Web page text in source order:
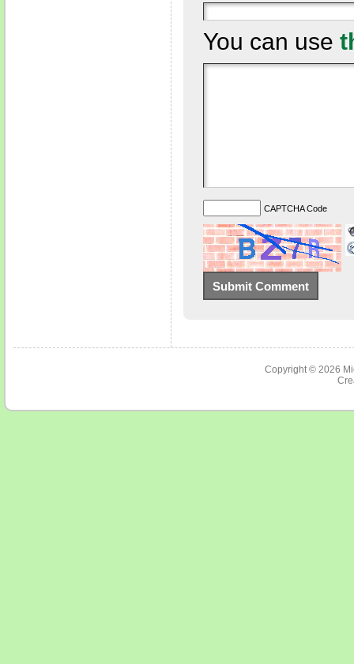
You can use
CAPTCHA Code
Copyright © 2026